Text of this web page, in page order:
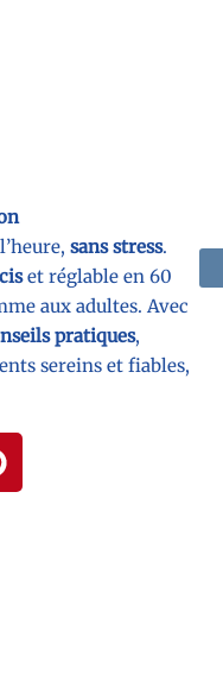
sans stress.
et réglable en 60
aux adultes. Avec
pratiques,
sereins et fiables,